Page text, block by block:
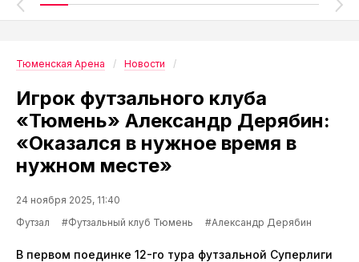
Тюменская Арена Новости
Игрок футзального клуба
«Тюмень» Александр Дерябин:
«Оказался в нужное время в
нужном месте»
24 ноября 2025, 11:40
Футзал
#Футзальный клуб Тюмень #Александр Дерябин
В первом поединке 12-го тура футзальной Суперлиги